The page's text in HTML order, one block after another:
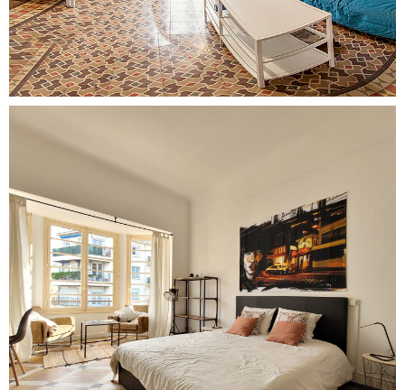
Remise à neuf d'un vieux duplex
Voir le projet